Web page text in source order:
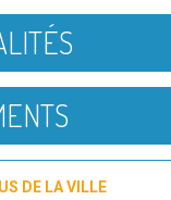
DE LA VILLE